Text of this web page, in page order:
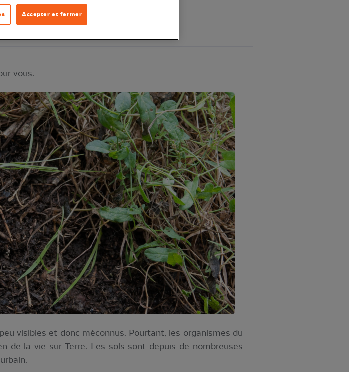
vous.
visibles et donc méconnus. Pourtant, les organismes du
de la vie sur Terre. Les sols sont depuis de nombreuses
Accepter et fermer